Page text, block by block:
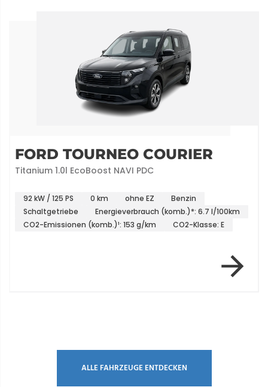
FORD TOURNEO COURIER
Trend Autom. Ganzjahr. PDC
92 kW / 125 PS 0 km ohne EZ
Automatik
Energieverbrauch (komb.)*: 7 l/100km
CO2-Emissionen (komb.)¹: 158 g/km
CO2-Klasse: F
ALLE FAHRZEUGE ENTDECKEN